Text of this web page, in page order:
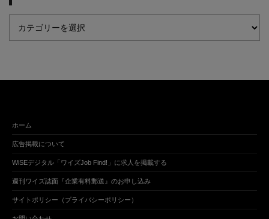
ホーム
広告掲載について
WiSEデジタル「ワイズJob Find!」に求人を掲載する
週刊ワイズ誌面『企業有料郵送』のお申し込み
サイトポリシー（プライバシーポリシー）